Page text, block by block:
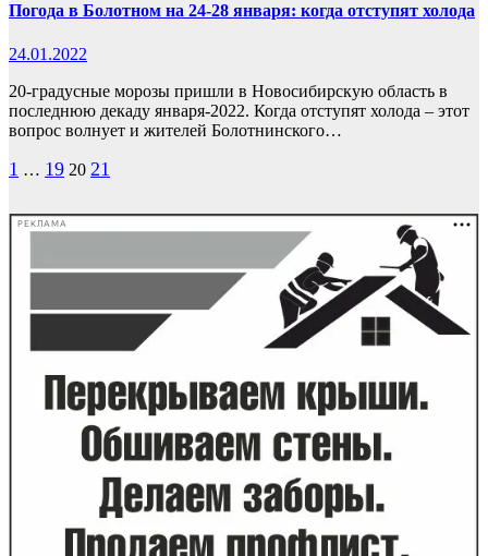
Погода в Болотном на 24-28 января: когда отступят холода
24.01.2022
20-градусные морозы пришли в Новосибирскую область в
последнюю декаду января-2022. Когда отступят холода – этот
вопрос волнует и жителей Болотнинского…
Пагинация
1 … 19 20 21
РЕКЛАМА